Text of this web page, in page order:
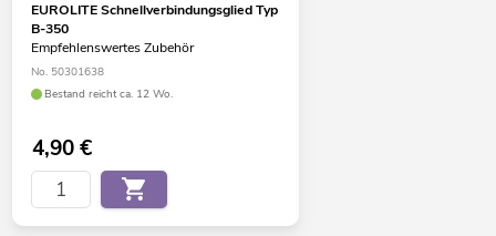
EUROLITE Schnellverbindungsglied Typ
B-350
Empfehlenswertes Zubehör
No. 50301638
Bestand reicht ca. 12 Wo.
4,90€